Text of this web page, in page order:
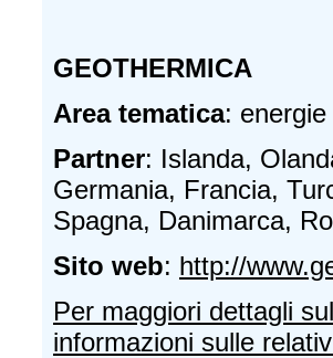
GEOTHERMICA
Area tematica:
Partner: Islanda,
Germania, Francia,
Spagna, Danimarca,
Sito web: http://
Per maggiori dettagli
informazioni sulle